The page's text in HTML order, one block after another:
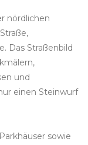
nördlichen
Das Straßenbild
und
einen Steinwurf
sowie